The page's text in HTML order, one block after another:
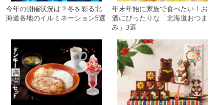
今年の開催状況は？冬を彩る北
海道各地のイルミネーション5選
年末年始に家族で食べたい！お
酒にぴったりな「北海道おつま
み」3選